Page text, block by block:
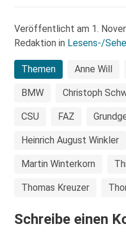
Veröffentlicht am 1.
Redaktion in Lesens-/
Themen Anne Will
BMW Christoph
CSU FAZ
Heinrich August Winkler
Martin Winterkorn
Thomas Kreuzer
Schreibe einen